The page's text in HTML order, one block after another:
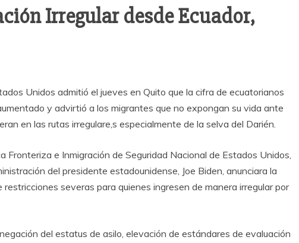
Irregular desde Ecuador,
Unidos admitió el jueves en Quito que la cifra de ecuatorianos
y advirtió a los migrantes que no expongan su vida ante
en las rutas irregulare,s especialmente de la selva del Darién.
Fronteriza e Inmigración de Seguridad Nacional de Estados Unidos,
del presidente estadounidense, Joe Biden, anunciara la
severas para quienes ingresen de manera irregular por
del estatus de asilo, elevación de estándares de evaluación